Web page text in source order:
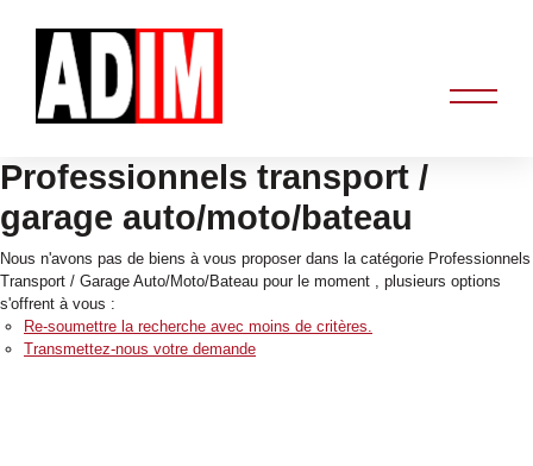
Professionnels transport /
garage auto/moto/bateau
Nous n'avons pas de biens à vous proposer dans la catégorie Professionnels
Transport / Garage Auto/Moto/Bateau pour le moment , plusieurs options
s'offrent à vous :
Re-soumettre la recherche avec moins de critères.
Transmettez-nous votre demande